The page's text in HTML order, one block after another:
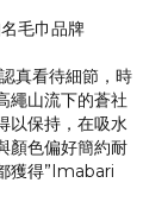
毛巾品牌
真看待細節，時
繩山流下的蒼社
以保持，在吸水
顏色偏好簡約耐
獲得”Imabari